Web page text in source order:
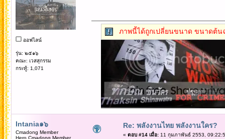
ออฟไลน์
รุ่น: ๒๕๑๖
คณะ: เวสสุกรรม
กระทู้: 1,071
ภาพนี้ได้ถูกเปลี่ยนขนาด ขนาดต้น
Intania๑๖
Cmadong Member
Hero Cmadong Member
Re: พลังงานไทย พลังงานใคร?
« ตอบ #14 เมื่อ:11 กุมภาพันธ์ 2553,